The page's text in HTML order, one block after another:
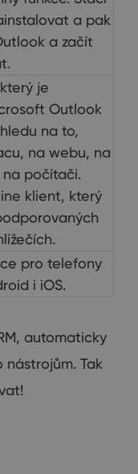
a pak
a začít
je
Outlook
na to,
na webu, na
počítači.
klient, který
pro telefony
i iOS.
automaticky
nástrojům. Tak